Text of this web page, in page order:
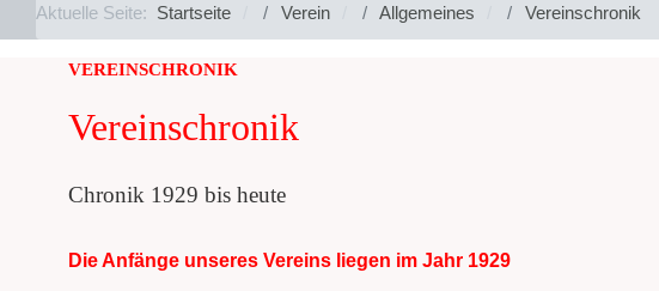
Aktuelle Seite: Startseite Verein Allgemeines Vereinschronik
VEREINSCHRONIK
Vereinschronik
Chronik 1929 bis heute
Die Anfänge unseres Vereins liegen im Jahr 1929